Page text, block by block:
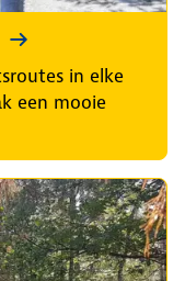
in elke
een mooie